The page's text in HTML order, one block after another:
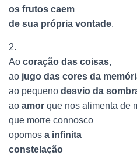
os frutos caem
de sua própria vontade.
2.
Ao coração das coisas,
ao jugo das cores da
ao pequeno desvio da
ao amor que nos alimenta de
que morre connosco
opomos a infinita
constelação